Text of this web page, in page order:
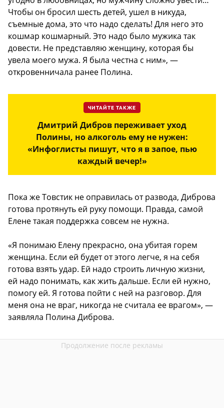
Чтобы он бросил шесть детей, ушел в никуда,
съемные дома, это что надо сделать! Для него это
кошмар кошмарный. Это надо было мужика так
довести. Не представляю женщину, которая бы
увела моего мужа. Я была честна с ним», —
откровенничала ранее Полина.
ЧИТАЙТЕ ТАКЖЕ
Дмитрий Дибров переживает уход
Полины, но алкоголь ему не нужен:
«Инфоглисты пишут, что я в запое, пью
каждый вечер!»
Пока же Товстик не оправилась от развода, Диброва
готова протянуть ей руку помощи. Правда, самой
Елене такая поддержка совсем не нужна.
«Я понимаю Елену прекрасно, она убитая горем
женщина. Если ей будет от этого легче, я на себя
готова взять удар. Ей надо строить личную жизни,
ей надо понимать, как жить дальше. Если ей нужно,
помогу ей. Я готова пойти с ней на разговор. Для
меня она не враг, никогда не считала ее врагом», —
заявляла Полина Диброва.